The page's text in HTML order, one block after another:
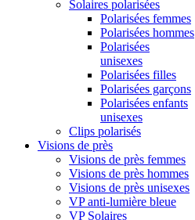
Solaires polarisées
Polarisées femmes
Polarisées hommes
Polarisées
unisexes
Polarisées filles
Polarisées garçons
Polarisées enfants
unisexes
Clips polarisés
Visions de près
Visions de près femmes
Visions de près hommes
Visions de près unisexes
VP anti-lumière bleue
VP Solaires